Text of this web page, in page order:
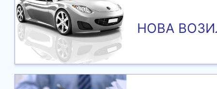
НОВА